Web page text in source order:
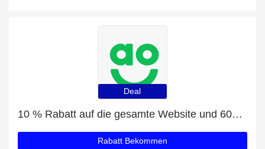
Deal
10 % Rabatt auf die gesamte Website und 60cm Geschirrspüler mit 10% Rabatt
Rabatt Bekommen